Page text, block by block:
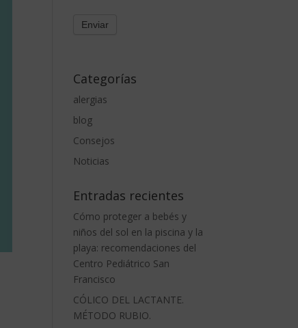
Categorías
alergias
blog
Consejos
Noticias
Entradas recientes
Cómo proteger a bebés y
niños del sol en la piscina y la
playa: recomendaciones del
Centro Pediátrico San
Francisco
CÓLICO DEL LACTANTE.
MÉTODO RUBIO.